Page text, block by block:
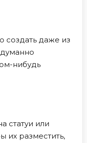
создать даже из
нибудь
статуи или
их разместить,